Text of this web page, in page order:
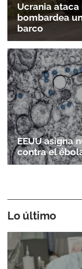
Ucrania ataca
bombardea
barco
EEUU asigna
contra el
Lo último